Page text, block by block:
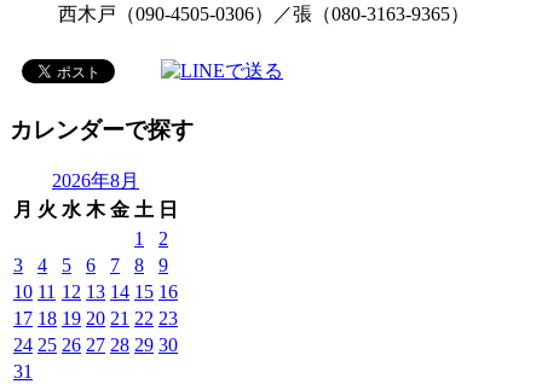
西木戸（090-4505-0306）／張（080-3163-9365）
カレンダーで探す
2026年8月
月 火 水 木 金 土 日
1
2
3
4 5 6 7 8
9
10 11 12 13 14 15 16
17 18 19 20 21 22 23
24 25 26 27 28 29 30
31